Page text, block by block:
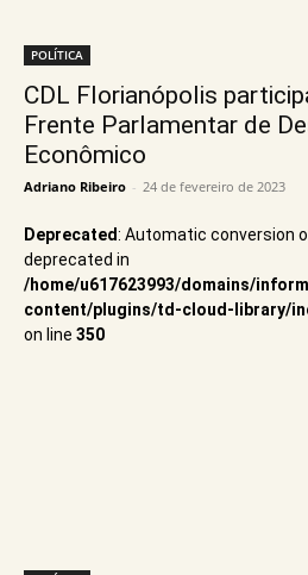
POLÍTICA
CDL Florianópolis
Frente Parlamentar de
Econômico
Adriano Ribeiro - 24 de fevereiro de 2023
Deprecated: Automatic conversion
deprecated in
/home/u617623993/domains/
content/plugins/td-cloud-library/
on line 350